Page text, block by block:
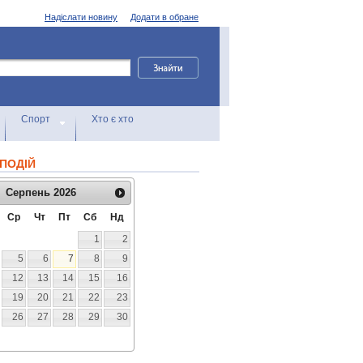
Додати в обране
Надіслати новину
Спорт Хто є хто
Серпень 2026
Ср Чт Пт Сб
Нд
1
2
5 6 7 8
9
12 13 14 15
16
19 20 21 22
23
26 27 28 29
30